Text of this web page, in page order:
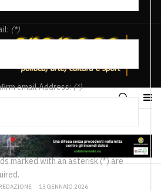
(*)
email Address:(*)
marked with an asterisk (*) are
13 GENNAIO 2026